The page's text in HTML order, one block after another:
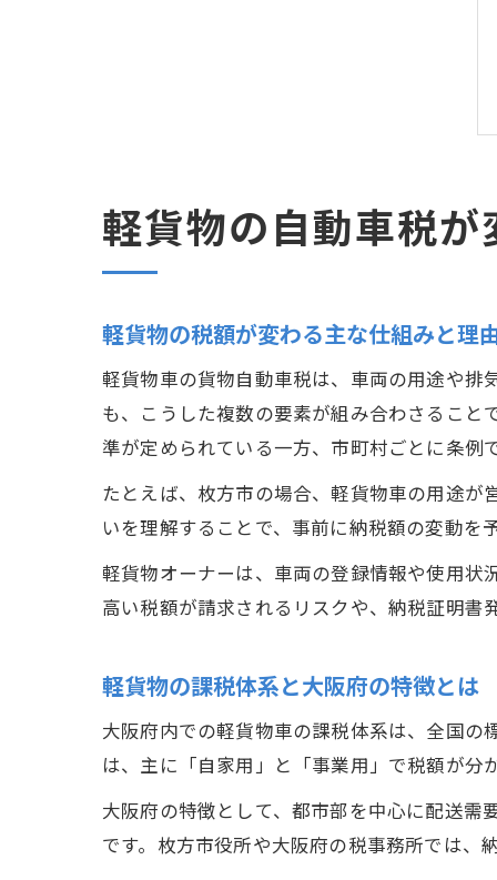
軽貨物の自動車税
軽貨物の税額が変わる主な仕組みと理
軽貨物車の貨物自動車税は、車両の用途や排
も、こうした複数の要素が組み合わさること
準が定められている一方、市町村ごとに条例
たとえば、枚方市の場合、軽貨物車の用途が
いを理解することで、事前に納税額の変動を
軽貨物オーナーは、車両の登録情報や使用状
高い税額が請求されるリスクや、納税証明書
軽貨物の課税体系と大阪府の特徴とは
大阪府内での軽貨物車の課税体系は、全国の
は、主に「自家用」と「事業用」で税額が分
大阪府の特徴として、都市部を中心に配送需
です。枚方市役所や大阪府の税事務所では、